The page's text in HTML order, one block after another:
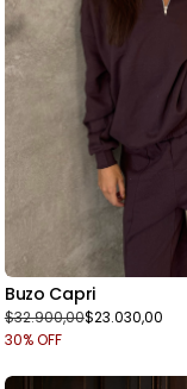
Buzo Capri
$23.030,00
$32.900,00
30% OFF